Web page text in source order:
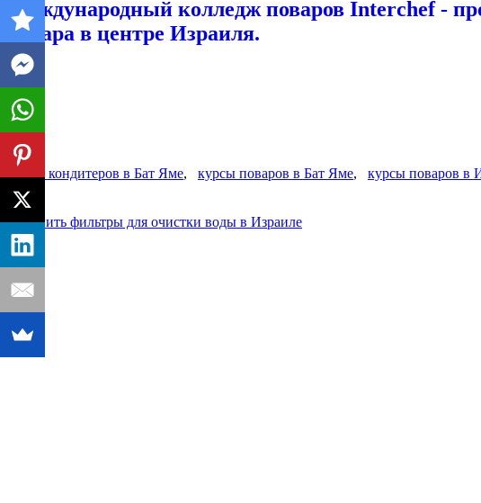
Международный колледж поваров Interchef -
повара в центре Израиля.
курсы кондитеров в Бат Яме, курсы поваров в Бат Яме, курсы поваров в